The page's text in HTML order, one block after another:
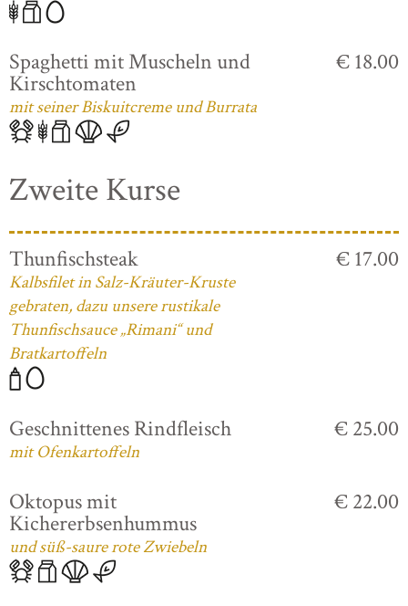
Spaghetti mit Muscheln und
Kirschtomaten
mit seiner Biskuitcreme und Burrata
€ 18.00
Zweite Kurse
Thunfischsteak
Kalbsfilet in Salz-Kräuter-Kruste
gebraten, dazu unsere rustikale
Thunfischsauce „Rimani“ und
Bratkartoffeln
€ 17.00
Geschnittenes Rindfleisch
mit Ofenkartoffeln
€ 25.00
Oktopus mit
Kichererbsenhummus
und süß-saure rote Zwiebeln
€ 22.00